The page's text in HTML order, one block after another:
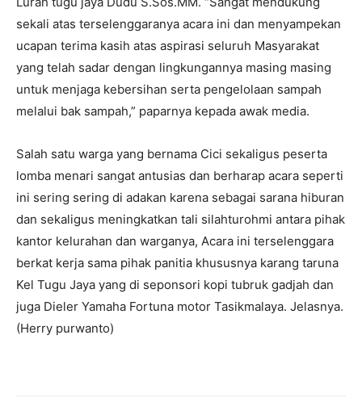
sekali atas terselenggaranya acara ini dan menyampekan
ucapan terima kasih atas aspirasi seluruh Masyarakat
yang telah sadar dengan lingkungannya masing masing
untuk menjaga kebersihan serta pengelolaan sampah
melalui bak sampah,” paparnya kepada awak media.
Salah satu warga yang bernama Cici sekaligus peserta
lomba menari sangat antusias dan berharap acara seperti
ini sering sering di adakan karena sebagai sarana hiburan
dan sekaligus meningkatkan tali silahturohmi antara pihak
kantor kelurahan dan warganya, Acara ini terselenggara
berkat kerja sama pihak panitia khususnya karang taruna
Kel Tugu Jaya yang di seponsori kopi tubruk gadjah dan
juga Dieler Yamaha Fortuna motor Tasikmalaya. Jelasnya.
(Herry purwanto)